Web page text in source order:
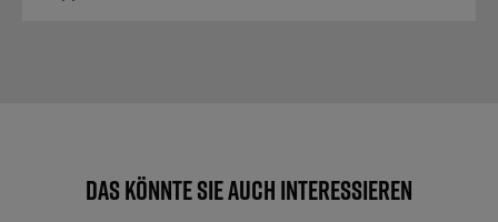
Das könnte Sie auch interessieren